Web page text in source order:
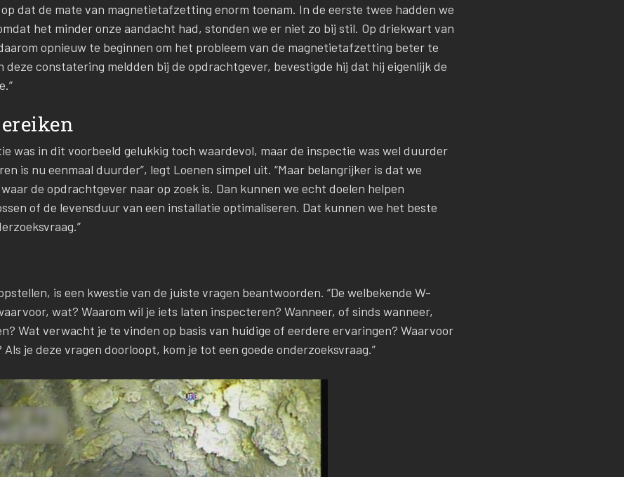
dat de mate van magnetietafzetting enorm toenam. In de eerste twee hadden we
het minder onze aandacht had, stonden we er niet zo bij stil. Op driekwart van
opnieuw te beginnen om het probleem van de magnetietafzetting beter te
deze constatering meldden bij de opdrachtgever, bevestigde hij dat hij eigenlijk de
was in dit voorbeeld gelukkig toch waardevol, maar de inspectie was wel duurder
is nu eenmaal duurder”, legt Loenen simpel uit. “Maar belangrijker is dat we
de opdrachtgever naar op zoek is. Dan kunnen we echt doelen helpen
of de levensduur van een installatie optimaliseren. Dat kunnen we het beste
is een kwestie van de juiste vragen beantwoorden. “De welbekende W-
wat? Waarom wil je iets laten inspecteren? Wanneer, of sinds wanneer,
Wat verwacht je te vinden op basis van huidige of eerdere ervaringen? Waarvoor
Als je deze vragen doorloopt, kom je tot een goede onderzoeksvraag.”